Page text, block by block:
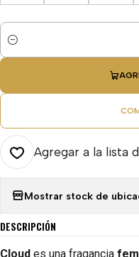
Cantidad
Agregar a la lista
Mostrar stock de
DESCRIPCIÓN
Cloud es una fragancia